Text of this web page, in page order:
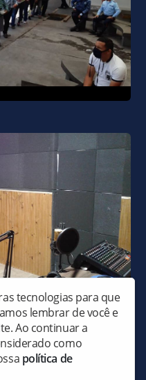
Assembleia de Deus em Pitanga , Inaugurará Radio Web Missionária Voz da Esperança
tecnologias para que
lembrar de você e
Ao continuar a
como
política de